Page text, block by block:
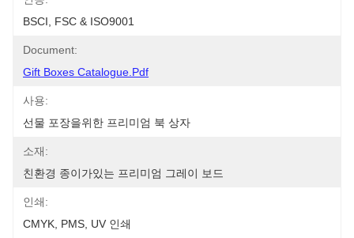
BSCI, FSC & ISO9001
Document:
Gift Boxes Catalogue.pdf
사용:
선물 포장을위한 프리미엄 북 상자
소재:
친환경 종이가있는 프리미엄 그레이 보드
인쇄:
CMYK, PMS, UV 인쇄